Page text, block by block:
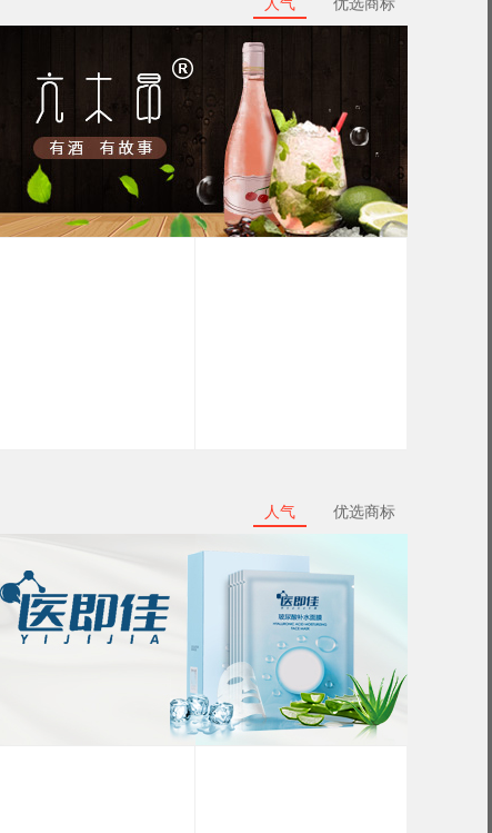
人气 优选商标
人气 优选商标